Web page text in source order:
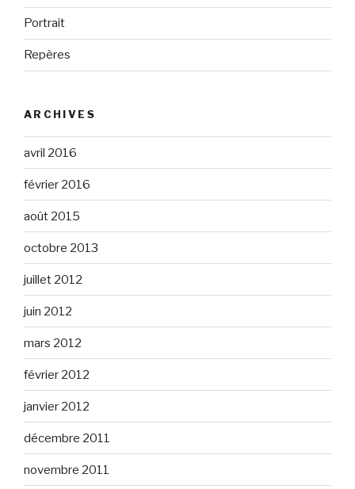
Portrait
Repères
ARCHIVES
avril 2016
février 2016
août 2015
octobre 2013
juillet 2012
juin 2012
mars 2012
février 2012
janvier 2012
décembre 2011
novembre 2011